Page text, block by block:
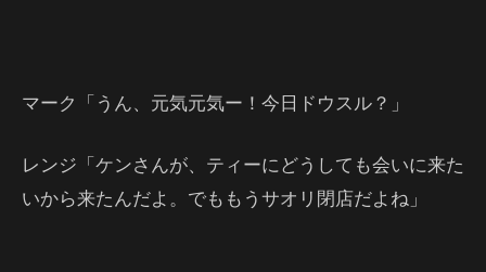
マーク「うん、元気元気ー！今日ドウスル？」
レンジ「ケンさんが、ティーにどうしても会いに来た
いから来たんだよ。でももうサオリ閉店だよね」